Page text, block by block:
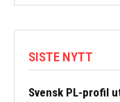
SISTE NYTT
Svensk PL-profil